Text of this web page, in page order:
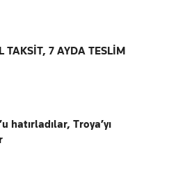
TAKSİT, 7 AYDA TESLİM
hatırladılar, Troya’yı